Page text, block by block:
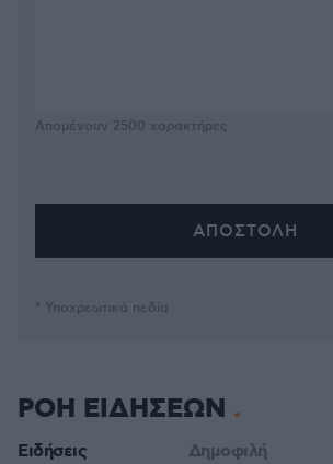
Απομένουν 2500 χαρακτήρες
* Υποχρεωτικά πεδία
ΡΟΗ ΕΙΔΗΣΕΩΝ
Ειδήσεις Δημοφιλή